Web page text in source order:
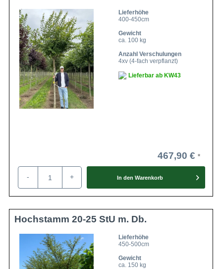
Lieferhöhe
400-450cm
Gewicht
ca. 100 kg
Anzahl Verschulungen
4xv (4-fach verpflanzt)
Lieferbar ab KW43
467,90 €
- + In den Warenkorb
Hochstamm 20-25 StU m. Db.
Lieferhöhe
450-500cm
Gewicht
ca. 150 kg